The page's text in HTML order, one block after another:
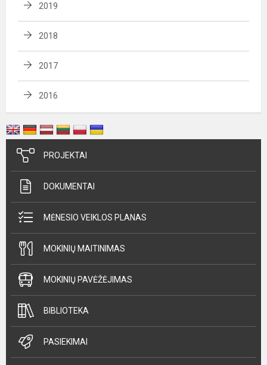
2019
2018
2017
2016
PROJEKTAI
DOKUMENTAI
MĖNESIO VEIKLOS PLANAS
MOKINIŲ MAITINIMAS
MOKINIŲ PAVĖŽĖJIMAS
BIBLIOTEKA
PASIEKIMAI